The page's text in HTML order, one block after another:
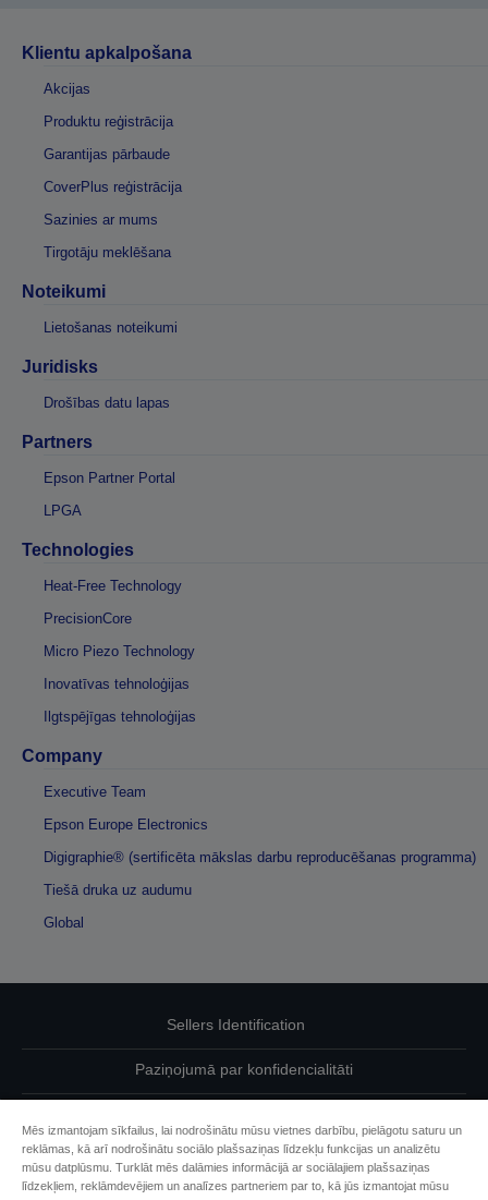
Klientu apkalpošana
Akcijas
Produktu reģistrācija
Garantijas pārbaude
CoverPlus reģistrācija
Sazinies ar mums
Tirgotāju meklēšana
Noteikumi
Lietošanas noteikumi
Juridisks
Drošības datu lapas
Partners
Epson Partner Portal
LPGA
Technologies
Heat-Free Technology
PrecisionCore
Micro Piezo Technology
Inovatīvas tehnoloģijas
Ilgtspējīgas tehnoloģijas
Company
Executive Team
Epson Europe Electronics
Digigraphie® (sertificēta mākslas darbu reproducēšanas programma)
Tiešā druka uz audumu
Global
Sellers Identification
Paziņojumā par konfidencialitāti
Sazinieties ar mums par saviem datiem
Mēs izmantojam sīkfailus, lai nodrošinātu mūsu vietnes darbību, pielāgotu saturu un
reklāmas, kā arī nodrošinātu sociālo plašsaziņas līdzekļu funkcijas un analizētu
mūsu datplūsmu. Turklāt mēs dalāmies informācijā ar sociālajiem plašsaziņas
līdzekļiem, reklāmdevējiem un analīzes partneriem par to, kā jūs izmantojat mūsu